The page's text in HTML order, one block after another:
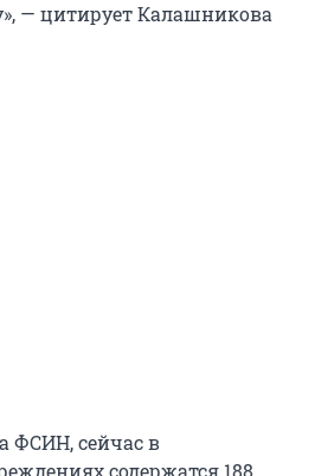
— цитирует Калашникова
ФСИН, сейчас в
содержатся 188